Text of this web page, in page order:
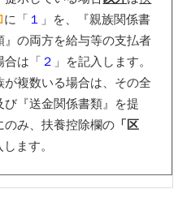
に「 １ 」を、『親族関係書
の両方を給与等の支払者
合は「 ２ 」を記入します。
複数いる場合は、その全
び『送金関係書類』を提
のみ、扶養控除欄の 「区
ます。